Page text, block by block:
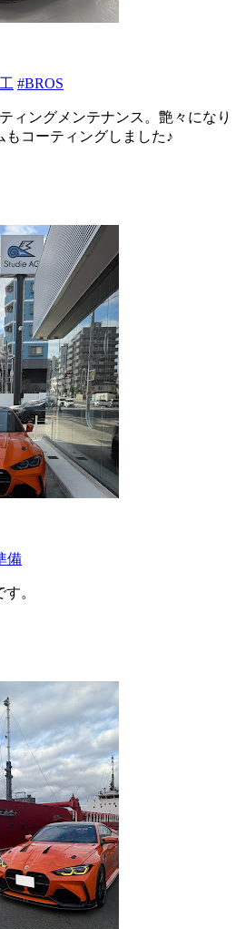
#BROS
ィングメンテナンス。艶々になり
もコーティングしました♪
備
。